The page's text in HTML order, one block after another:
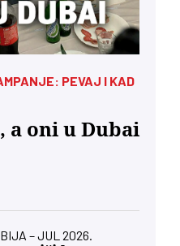
PEVAJ I KAD
a oni u Dubai
– JUL 2026.